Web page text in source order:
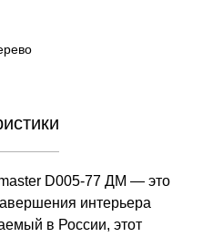
D005-77 ДМ — это
интерьера
в России, этот